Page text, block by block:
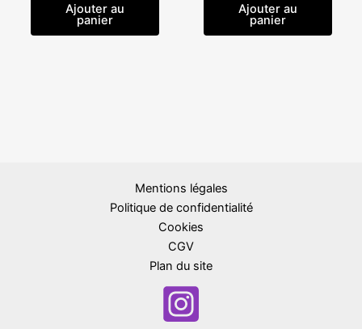
Ajouter au
panier
Ajouter au
panier
Mentions légales
Politique de confidentialité
Cookies
CGV
Plan du site